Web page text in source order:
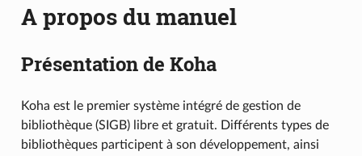
A propos du manuel
Présentation de Koha
Koha est le premier système intégré de gestion de
bibliothèque (SIGB) libre et gratuit. Différents types de
bibliothèques participent à son développement, ainsi